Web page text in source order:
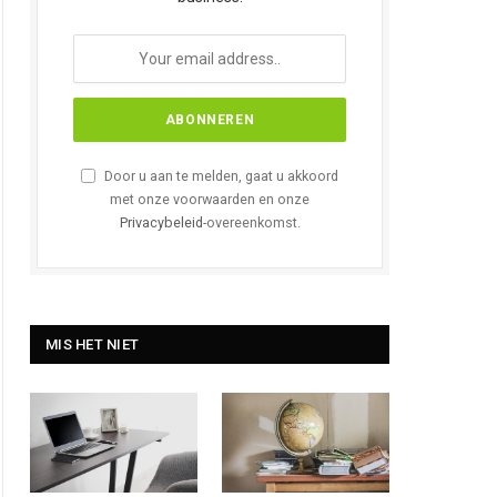
Door u aan te melden, gaat u akkoord
met onze voorwaarden en onze
Privacybeleid-overeenkomst.
MIS HET NIET